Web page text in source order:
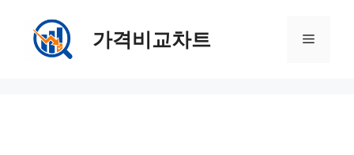
가격비교차트 메